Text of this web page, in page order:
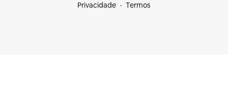
Privacidade
Termos